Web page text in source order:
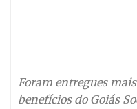
Foram entregues
benefícios do Goiás